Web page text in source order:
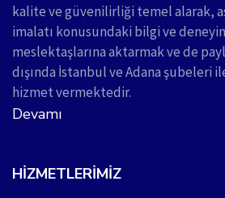
kalite ve güvenilirliği temel alarak,
imalatı konusundaki bilgi ve
meslektaşlarına aktarmak ve de
dışında İstanbul ve Adana şubeleri
hizmet vermektedir.
Devamı
HIZMETLERIMIZ